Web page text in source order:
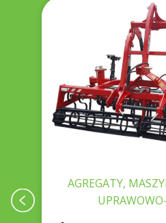
AGREGATY,